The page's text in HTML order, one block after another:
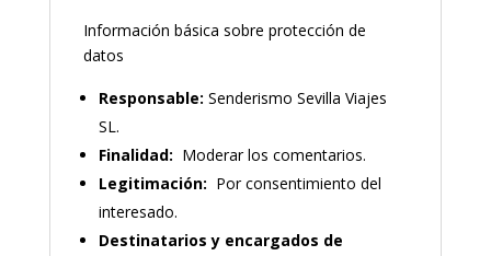
Información básica sobre protección de
datos
Responsable: Senderismo Sevilla Viajes
SL.
Finalidad: Moderar los comentarios.
Legitimación: Por consentimiento del
interesado.
Destinatarios y encargados de